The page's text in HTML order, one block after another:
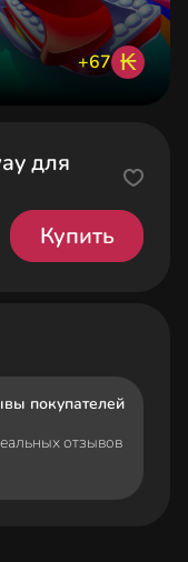
+67 ₭
для
Купить
покупателей
отзывов